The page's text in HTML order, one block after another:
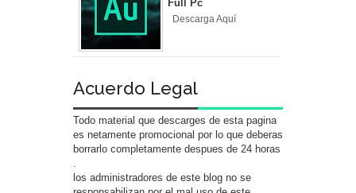
Full Pc
Descarga Aquí
Acuerdo Legal
Todo material que descarges de esta pagina
es netamente promocional por lo que deberas
borrarlo completamente despues de 24 horas
los administradores de este blog no se